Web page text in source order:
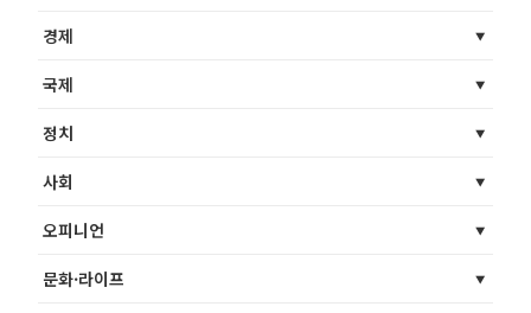
경제
국제
정치
사회
오피니언
문화·라이프